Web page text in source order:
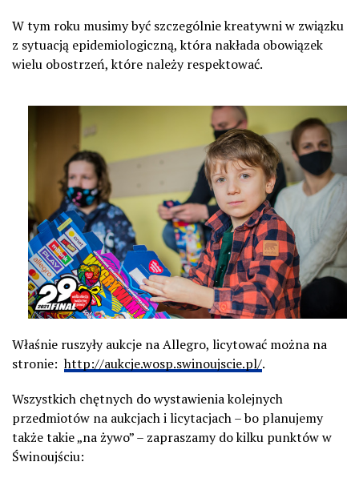
W tym roku musimy być szczególnie kreatywni w związku
z sytuacją epidemiologiczną, która nakłada obowiązek
wielu obostrzeń, które należy respektować.
Właśnie ruszyły aukcje na Allegro, licytować można na
stronie:http://aukcje.wosp.swinoujscie.pl/.
Wszystkich chętnych do wystawienia kolejnych
przedmiotów na aukcjach i licytacjach – bo planujemy
także takie „na żywo” – zapraszamy do kilku punktów w
Świnoujściu: